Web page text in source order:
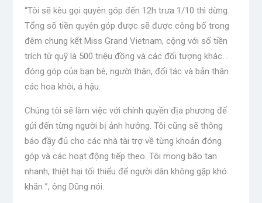
“Tôi sẽ kêu gọi quyên góp đến 12h trưa 1/10 thì dừng.
Tổng số tiền quyên góp được sẽ được công bố trong
đêm chung kết Miss Grand Vietnam, cộng với số tiền
trích từ quỹ là 500 triệu đồng và các đối tượng khác. .
đóng góp của bạn bè, người thân, đối tác và bản thân
các hoa khôi, á hậu.
Chúng tôi sẽ làm việc với chính quyền địa phương để
gửi đến từng người bị ảnh hưởng. Tôi cũng sẽ thông
báo đầy đủ cho các nhà tài trợ về từng khoản đóng
góp và các hoạt động tiếp theo. Tôi mong bão tan
nhanh, thiệt hại tối thiểu để người dân không gặp khó
khăn ”, ông Dũng nói.